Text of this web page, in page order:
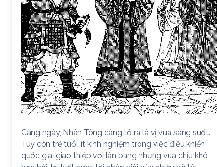
Càng ngày, Nhân Tông càng tỏ ra là vị vua sáng suốt.
Tuy còn trẻ tuổi, ít kinh nghiệm trong việc điều khiển
quốc gia, giao thiệp với lân bang nhưng vua chịu khó